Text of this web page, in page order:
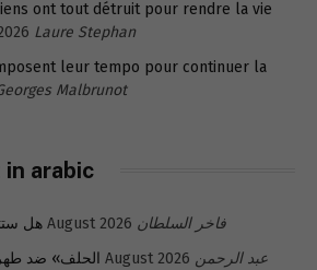
ont tout détruit pour rendre la vie
Laure Stephan
leur tempo pour continuer la
Malbrunot
arabic
هل 9 August 2026 فاخر السلطان
«الحلف» ضد 9 August 2026 عبد الرحمن